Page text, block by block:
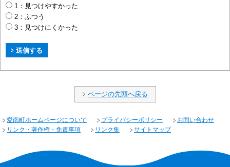
1：見つけやすかった
2：ふつう
3：見つけにくかった
ページの先頭へ戻る
愛南町ホームページについて プライバシーポリシー
お問い合わせ
リンク・著作権・免責事項
リンク集 サイトマップ